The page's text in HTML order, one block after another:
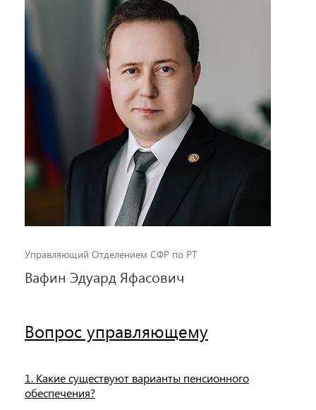
Управляющий Отделением СФР по РТ
Вафин Эдуард Яфасович
Вопрос управляющему
1. Какие существуют варианты пенсионного
обеспечения?